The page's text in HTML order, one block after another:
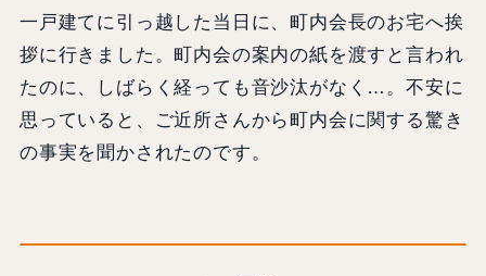
一戸建てに引っ越した当日に、町内会長のお宅へ挨
拶に行きました。町内会の案内の紙を渡すと言われ
たのに、しばらく経っても音沙汰がなく…。不安に
思っていると、ご近所さんから町内会に関する驚き
の事実を聞かされたのです。